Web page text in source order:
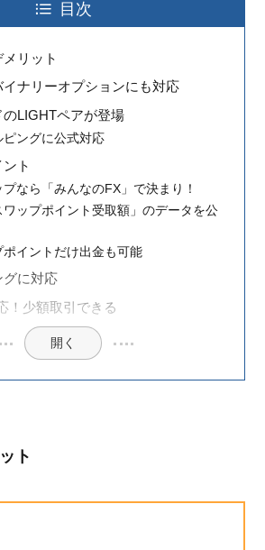
目次
リット
イナリーオプションにも対応
LIGHTペアが登場
ピングに公式対応
ト
なら「みんなのFX」で決まり！
ワップポイント受取額」のデータを公
ポイントだけ出金も可能
グに対応
！少額取引できる
開く
ト